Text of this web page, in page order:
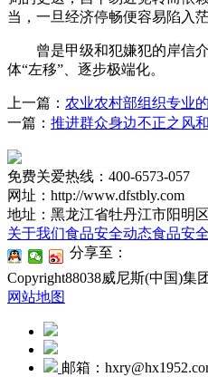
当，一旦经济停畅便容易陷入茫
曾是甲级和犯嫌犯的岸信介
体“左移”、逐步极端化。
上一篇： 农业农村部组织专业
一篇： 推进群众身边不正之风
免费关爱热线：400-6573-057
网址：http://www.dfstbly.com
地址：黑龙江省牡丹江市阳明
关于我们食品安全动态食品安
分享至：
Copyright88038威尼斯(中国)集
网站地图
邮箱：